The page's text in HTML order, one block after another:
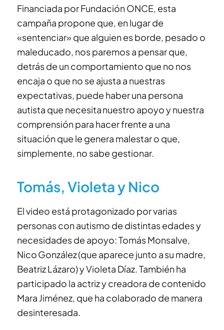
Financiada por Fundación ONCE, esta
campaña propone que, en lugar de
«sentenciar» que alguien es borde, pesado o
maleducado, nos paremos a pensar que,
detrás de un comportamiento que no nos
encaja o que no se ajusta a nuestras
expectativas, puede haber una persona
autista que necesita nuestro apoyo y nuestra
comprensión para hacer frente a una
situación que le genera malestar o que,
simplemente, no sabe gestionar.
Tomás, Violeta y Nico
El video está protagonizado por varias
personas con autismo de distintas edades y
necesidades de apoyo: Tomás Monsalve,
Nico González (que aparece junto a su madre,
Beatriz Lázaro) y Violeta Díaz. También ha
participado la actriz y creadora de contenido
Mara Jiménez, que ha colaborado de manera
desinteresada.